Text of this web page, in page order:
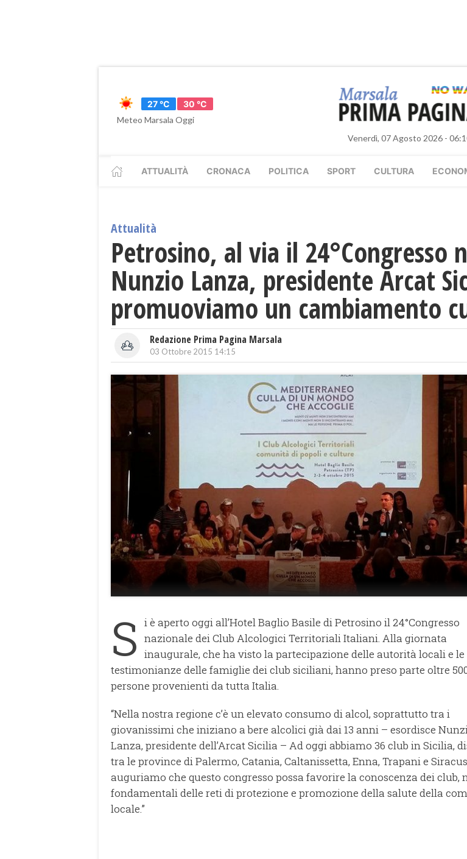
27 °C
30 °C
Meteo Marsala Oggi
Venerdì, 07 Agosto 2026 -
ATTUALITÀ CRONACA POLITICA SPORT CULTURA
Attualità
Petrosino, al via il 24°Congresso
Nunzio Lanza, presidente Arcat
promuoviamo un cambiamento
Redazione Prima Pagina Marsala
03 Ottobre 2015 14:15
S i è aperto oggi all’Hotel Baglio Basile di Petrosino il 24°Congresso
nazionale dei Club Alcologici Territoriali Italiani. Alla giornata
inaugurale, che ha visto la partecipazione delle autorità locali e le
testimonianze delle famiglie dei club siciliani, hanno preso parte oltre
persone provenienti da tutta Italia.
“Nella nostra regione c’è un elevato consumo di alcol, soprattutto tra i
giovanissimi che iniziano a bere alcolici già dai 13 anni – esordisce
Lanza, presidente dell’Arcat Sicilia – Ad oggi abbiamo 36 club in Sicilia,
tra le province di Palermo, Catania, Caltanissetta, Enna, Trapani e
auguriamo che questo congresso possa favorire la conoscenza dei club,
fondamentali delle reti di protezione e promozione della salute della
locale.”